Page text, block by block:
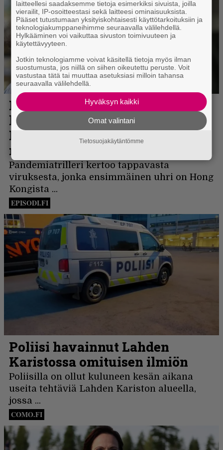
laitteellesi saadaksemme tietoja esimerkiksi sivuista, joilla
vierailit, IP-osoitteestasi sekä laitteesi ominaisuuksista.
Pääset tutustumaan yksityiskohtaisesti käyttötarkoituksiin ja
teknologiakumppaneihimme seuraavalla välilehdellä.
Hylkääminen voi vaikuttaa sivuston toimivuuteen ja
käytettävyyteen.
Jotkin teknologiamme voivat käsitellä tietoja myös ilman
suostumusta, jos niillä on siihen oikeutettu peruste. Voit
vastustaa tätä tai muuttaa asetuksiasi milloin tahansa
seuraavalla välilehdellä.
Hyväksyn kaikki
Omat valintani
Tietosuojakäytäntömme